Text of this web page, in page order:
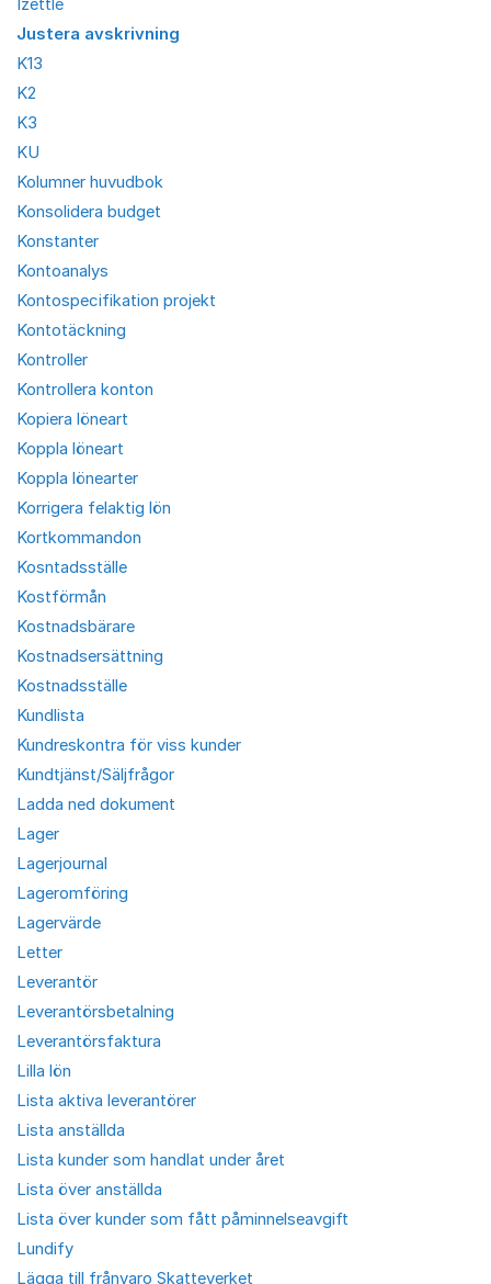
Izettle
Justera avskrivning
K13
K2
K3
KU
Kolumner huvudbok
Konsolidera budget
Konstanter
Kontoanalys
Kontospecifikation projekt
Kontotäckning
Kontroller
Kontrollera konton
Kopiera löneart
Koppla löneart
Koppla lönearter
Korrigera felaktig lön
Kortkommandon
Kosntadsställe
Kostförmån
Kostnadsbärare
Kostnadsersättning
Kostnadsställe
Kundlista
Kundreskontra för viss kunder
Kundtjänst/Säljfrågor
Ladda ned dokument
Lager
Lagerjournal
Lageromföring
Lagervärde
Letter
Leverantör
Leverantörsbetalning
Leverantörsfaktura
Lilla lön
Lista aktiva leverantörer
Lista anställda
Lista kunder som handlat under året
Lista över anställda
Lista över kunder som fått påminnelseavgift
Lundify
Lägga till frånvaro Skatteverket